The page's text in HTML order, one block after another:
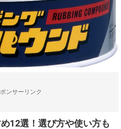
ンサーリンク
12選！選び方や使い方も